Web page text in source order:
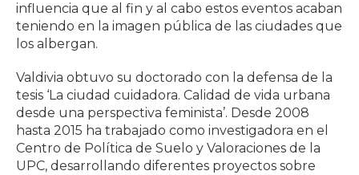
influencia que al fin y al cabo estos eventos acaban
teniendo en la imagen pública de las ciudades que
los albergan.
Valdivia obtuvo su doctorado con la defensa de la
tesis ‘La ciudad cuidadora. Calidad de vida urbana
desde una perspectiva feminista’. Desde 2008
hasta 2015 ha trabajado como investigadora en el
Centro de Política de Suelo y Valoraciones de la
UPC, desarrollando diferentes proyectos sobre